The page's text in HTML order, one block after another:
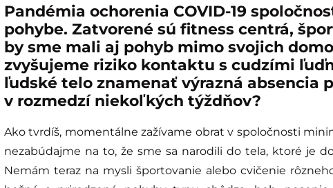
Pandémia ochorenia COVID-19
pohybe. Zatvorené sú fitness centrá,
by sme mali aj pohyb mimo svojich
zvyšujeme riziko kontaktu s cudzími
ľudské telo znamenať výrazná absencia
v rozmedzí niekoľkých týždňov?
Ako tvrdíš, momentálne zažívame obrat v spoločnosti
nezabúdajme na to, že sme sa narodili do tela, ktoré je
Nemám teraz na mysli športovanie alebo cvičenie